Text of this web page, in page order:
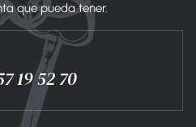
que pueda tener.
19 52 70